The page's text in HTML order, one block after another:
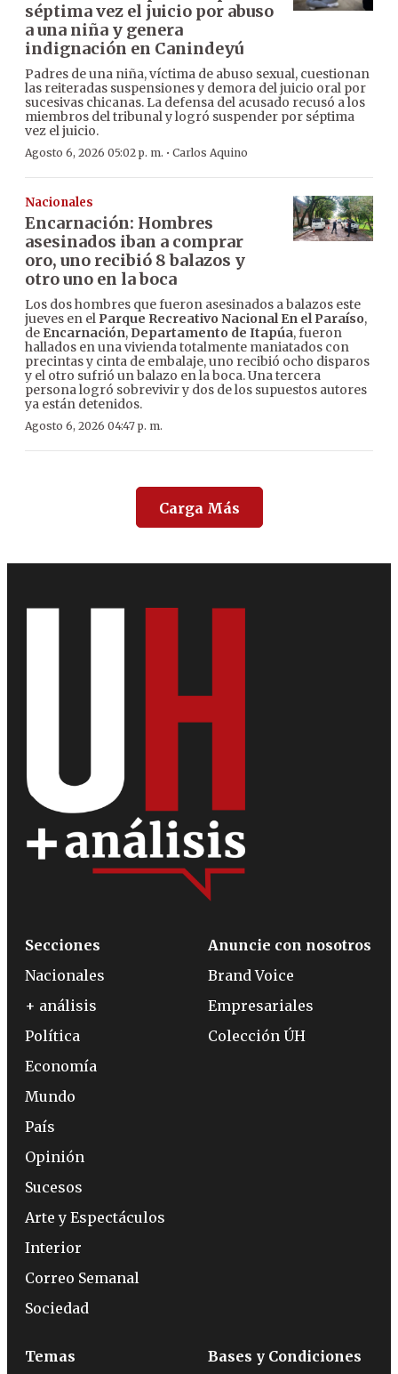
séptima vez el juicio por abuso
a una niña y genera
indignación en Canindeyú
Padres de una niña, víctima de abuso sexual, cuestionan
las reiteradas suspensiones y demora del juicio oral por
sucesivas chicanas. La defensa del acusado recusó a los
miembros del tribunal y logró suspender por séptima
vez el juicio.
Agosto 6, 2026 05:02 p. m. · Carlos Aquino
Nacionales
Encarnación: Hombres
asesinados iban a comprar
oro, uno recibió 8 balazos y
otro uno en la boca
Los dos hombres que fueron asesinados a balazos este
jueves en el Parque Recreativo Nacional En el Paraíso,
de Encarnación, Departamento de Itapúa, fueron
hallados en una vivienda totalmente maniatados con
precintas y cinta de embalaje, uno recibió ocho disparos
y el otro sufrió un balazo en la boca. Una tercera
persona logró sobrevivir y dos de los supuestos autores
ya están detenidos.
Agosto 6, 2026 04:47 p. m.
Carga Más
Secciones
Nacionales
+ análisis
Política
Economía
Mundo
País
Opinión
Sucesos
Arte y Espectáculos
Interior
Correo Semanal
Sociedad
Anuncie con nosotros
Brand Voice
Empresariales
Colección ÚH
Temas Bases y Condiciones